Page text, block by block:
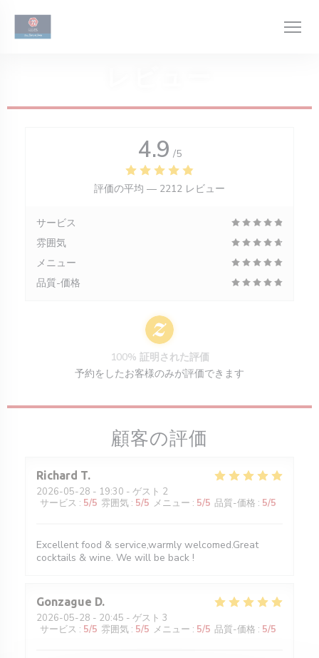
顧客の評価
Richard T
2026-05-28 - 19:30 - ゲスト 2
サービス : 5/5 雰囲気 : 5/5 メニュー : 5/5 品質-価格 : 5/5
Excellent food & service,warmly welcomed.Great
cocktails & wine. We will be back !
Gonzague D
2026-05-28 - 20:45 - ゲスト 3
サービス : 5/5 雰囲気 : 5/5 メニュー : 5/5 品質-価格 : 5/5
4.9 /5
評価の平均 — 2212 レビュー
サービス
雰囲気
メニュー
品質-価格
100% 証明された評価
予約をしたお客様のみが評価できます